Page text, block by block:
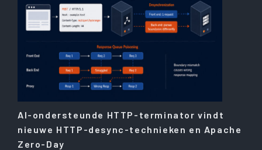
AI-ondersteunde HTTP-terminator vindt
nieuwe HTTP-desync-technieken en Apache
Zero-Day